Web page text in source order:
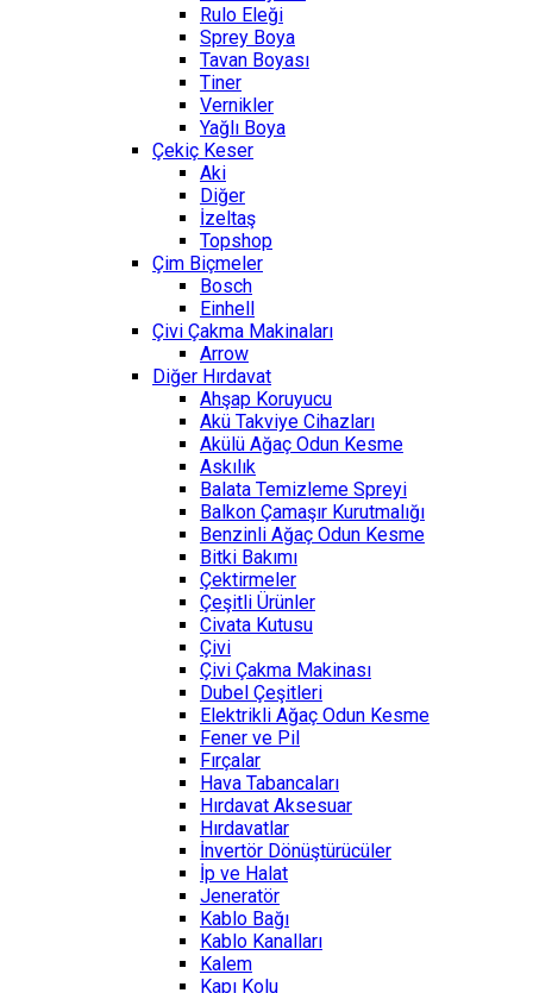
Rulo Eleği
Sprey Boya
Tavan Boyası
Tiner
Vernikler
Yağlı Boya
Çekiç Keser
Aki
Diğer
İzeltaş
Topshop
Çim Biçmeler
Bosch
Einhell
Çivi Çakma Makinaları
Arrow
Diğer Hırdavat
Ahşap Koruyucu
Akü Takviye Cihazları
Akülü Ağaç Odun Kesme
Askılık
Balata Temizleme Spreyi
Balkon Çamaşır Kurutmalığı
Benzinli Ağaç Odun Kesme
Bitki Bakımı
Çektirmeler
Çeşitli Ürünler
Civata Kutusu
Çivi
Çivi Çakma Makinası
Dubel Çeşitleri
Elektrikli Ağaç Odun Kesme
Fener ve Pil
Fırçalar
Hava Tabancaları
Hırdavat Aksesuar
Hırdavatlar
İnvertör Dönüştürücüler
İp ve Halat
Jeneratör
Kablo Bağı
Kablo Kanalları
Kalem
Kapı Kolu